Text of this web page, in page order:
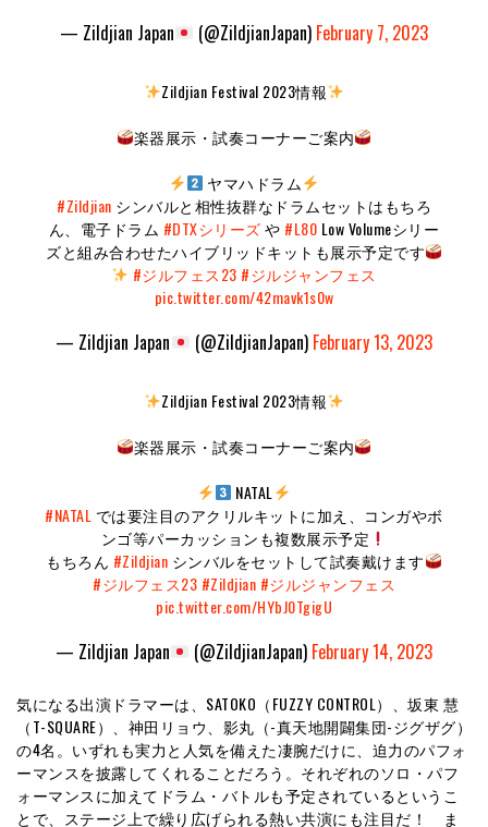
— Zildjian Japan (@ZildjianJapan) February 7, 2023
Zildjian Festival 2023情報
楽器展示・試奏コーナーご案内
ヤマハドラム
#Zildjian シンバルと相性抜群なドラムセットはもちろ
ん、電子ドラム #DTXシリーズや #L80 Low Volumeシリー
ズと組み合わせたハイブリッドキットも展示予定です
#ジルフェス23 #ジルジャンフェス
pic.twitter.com/42mavk1s0w
— Zildjian Japan (@ZildjianJapan) February 13, 2023
Zildjian Festival 2023情報
楽器展示・試奏コーナーご案内
NATAL
#NATAL では要注目のアクリルキットに加え、コンガやボ
ンゴ等パーカッションも複数展示予定
もちろん #Zildjian シンバルをセットして試奏戴けます
#ジルフェス23 #Zildjian #ジルジャンフェス
pic.twitter.com/HYbJ0TgigU
— Zildjian Japan (@ZildjianJapan) February 14, 2023
気になる出演ドラマーは、SATOKO（FUZZY CONTROL）、坂東 慧
（T-SQUARE）、神田リョウ、影丸（-真天地開闢集団-ジグザグ）
の4名。いずれも実力と人気を備えた凄腕だけに、迫力のパフォ
ーマンスを披露してくれることだろう。それぞれのソロ・パフ
ォーマンスに加えてドラム・バトルも予定されているというこ
とで、ステージ上で繰り広げられる熱い共演にも注目だ！ ま